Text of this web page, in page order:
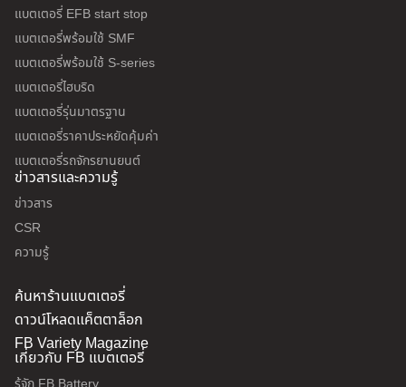
แบตเตอรี่ EFB start stop
แบตเตอรี่พร้อมใช้ SMF
แบตเตอรี่พร้อมใช้ S-series
แบตเตอรี่ไฮบริด
แบตเตอรี่รุ่นมาตรฐาน
แบตเตอรี่ราคาประหยัดคุ้มค่า
แบตเตอรี่รถจักรยานยนต์
ข่าวสารและความรู้
ข่าวสาร
CSR
ความรู้
ค้นหาร้านแบตเตอรี่
ดาวน์โหลดแค็ตตาล็อก
FB Variety Magazine
เกี่ยวกับ FB แบตเตอรี่